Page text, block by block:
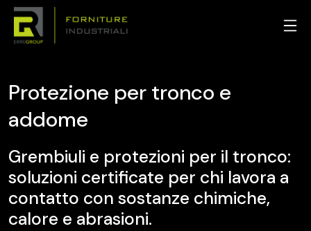
Protezione per tronco e
addome
Grembiuli e protezioni per il tronco:
soluzioni certificate per chi lavora a
contatto con sostanze chimiche,
calore e abrasioni.